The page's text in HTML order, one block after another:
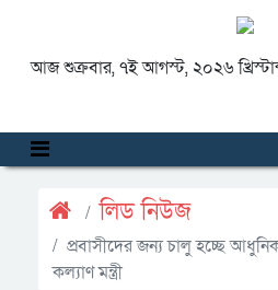
আজ শুক্রবার, ৭ই আগস্ট, ২০২৬
লিড নিউজ
প্রবাসীদের জন্য চালু হচ্ছে
কল্যাণ মন্ত্রী